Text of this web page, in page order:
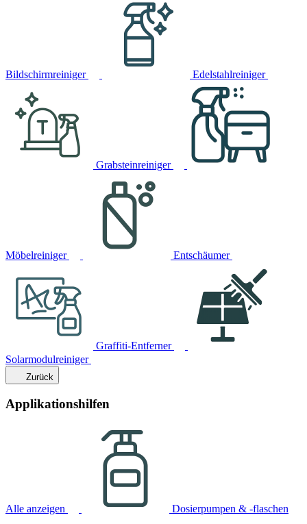
Bildschirmreiniger Edelstahlreiniger
Grabsteinreiniger
Möbelreiniger Entschäumer
Graffiti-Entferner
Solarmodulreiniger
Zurück
Applikationshilfen
Alle anzeigen Dosierpumpen & -flaschen